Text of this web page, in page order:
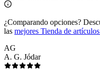
¿Comparando opciones?
las mejores Tienda de
AG
A. G. Jódar